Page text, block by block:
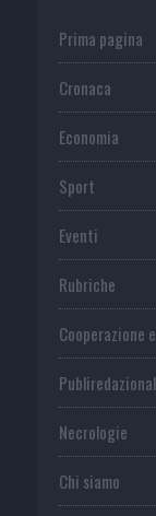
Prima pagina
Cronaca
Economia
Sport
Eventi
Rubriche
Cooperazione
Necrologie
Chi siamo